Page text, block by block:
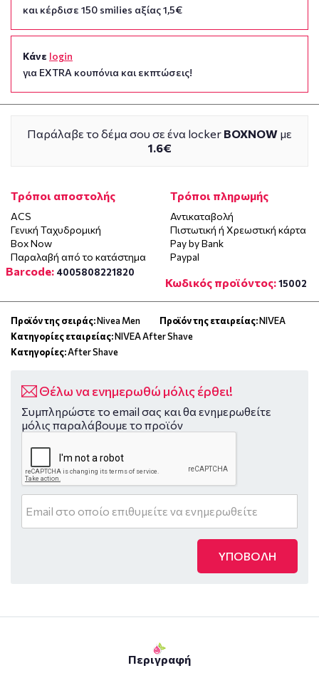
και κέρδισε 150 smilies αξίας 1,5€
Κάνε login
για EXTRA κουπόνια και εκπτώσεις!
Παράλαβε το δέμα σου σε ένα locker BOXNOW με
1.6€
Τρόποι αποστολής
ACS
Γενική Ταχυδρομική
Box Now
Παραλαβή από το κατάστημα
Τρόποι πληρωμής
Αντικαταβολή
Πιστωτική ή Χρεωστική κάρτα
Pay by Bank
Paypal
Barcode: 4005808221820
Κωδικός προϊόντος:15002
Προϊόν της σειράς:Nivea Men Προϊόν της εταιρείας:NIVEA
Κατηγορίες εταιρείας:NIVEA After Shave
Κατηγορίες:After Shave
Θέλω να ενημερωθώ μόλις έρθει!
Συμπληρώστε το email σας και θα ενημερωθείτε
μόλις παραλάβουμε το προϊόν
ΥΠΟΒΟΛΗ
Περιγραφή